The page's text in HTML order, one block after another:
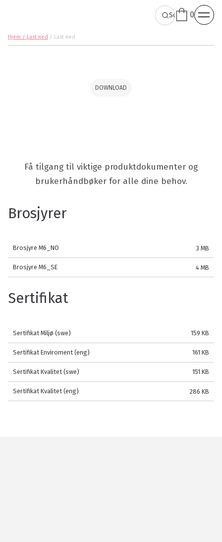
0
Hjem / Last ned / Last ned
DOWNLOAD
Få tilgang til viktige produktdokumenter og
brukerhåndbøker for alle dine behov.
Brosjyrer
Brosjyre M6_NO 3 MB
Brosjyre M6_SE 4 MB
Sertifikat
Sertifikat Miljø (swe) 159 KB
Sertifikat Enviroment (eng) 161 KB
Sertifikat Kvalitet (swe) 151 KB
Sertifikat Kvalitet (eng) 286 KB